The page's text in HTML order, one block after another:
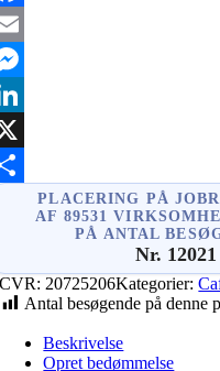
PLACERING PÅ
AF 89531
PÅ ANTAL
Nr. 12021
CVR: 20725206Kategorier:
Antal besøgende på denne
Beskrivelse
Opret bedømmelse